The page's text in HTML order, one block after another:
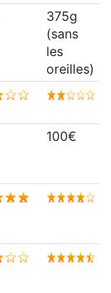
375g
(sans
les
oreilles)
100€